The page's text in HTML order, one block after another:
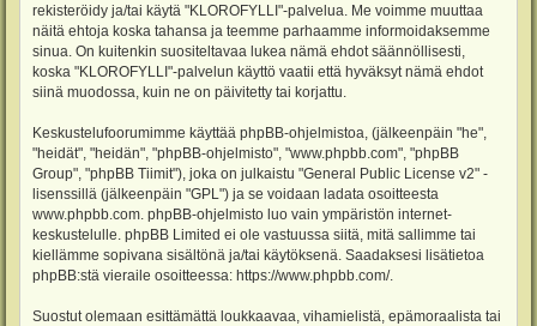
rekisteröidy ja/tai käytä "KLOROFYLLI"-palvelua. Me voimme muuttaa
näitä ehtoja koska tahansa ja teemme parhaamme informoidaksemme
sinua. On kuitenkin suositeltavaa lukea nämä ehdot säännöllisesti,
koska "KLOROFYLLI"-palvelun käyttö vaatii että hyväksyt nämä ehdot
siinä muodossa, kuin ne on päivitetty tai korjattu.
Keskustelufoorumimme käyttää phpBB-ohjelmistoa, (jälkeenpäin "he",
"heidät", "heidän", "phpBB-ohjelmisto", "www.phpbb.com", "phpBB
Group", "phpBB Tiimit"), joka on julkaistu "General Public License v2" -
lisenssillä (jälkeenpäin "GPL") ja se voidaan ladata osoitteesta
www.phpbb.com . phpBB-ohjelmisto luo vain ympäristön internet-
keskustelulle. phpBB Limited ei ole vastuussa siitä, mitä sallimme tai
kiellämme sopivana sisältönä ja/tai käytöksenä. Saadaksesi lisätietoa
phpBB:stä vieraile osoitteessa: https://www.phpbb.com/.
Suostut olemaan esittämättä loukkaavaa, vihamielistä, epämoraalista tai